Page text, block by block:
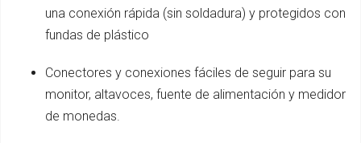
una conexión rápida (sin soldadura) y protegidos con
fundas de plástico
Conectores y conexiones fáciles de seguir para su
monitor, altavoces, fuente de alimentación y medidor
de monedas.